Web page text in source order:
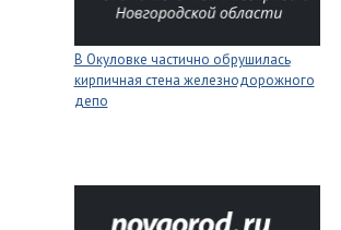
В Окуловке частично обрушилась
кирпичная стена железнодорожного
депо